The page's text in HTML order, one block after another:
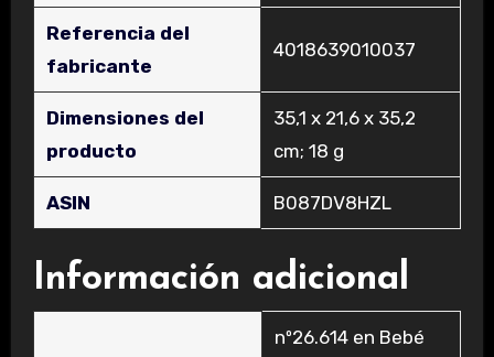
Referencia del
fabricante
‎4018639010037
Dimensiones del
producto
‎35,1 x 21,6 x 35,2
cm; 18 g
ASIN ‎B087DV8HZL
Información adicional
nº26.614 en Bebé